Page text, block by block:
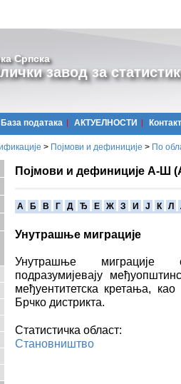
Српска
завод за
Базa података АКТУЕЛНОСТИ Контакт
> Појмови и дефиниције > По
Појмови и дефиниције А-Ш
A Б В Г Д Ђ Е Ж З И Ј К Л
Унутрашње миграције
Унутрашње миграције
подразумијевају
међуентитетска кретања,
Брчко дистрикта.
Статистичка област:
Становништво